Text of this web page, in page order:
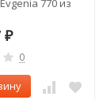
770 из
₽
0